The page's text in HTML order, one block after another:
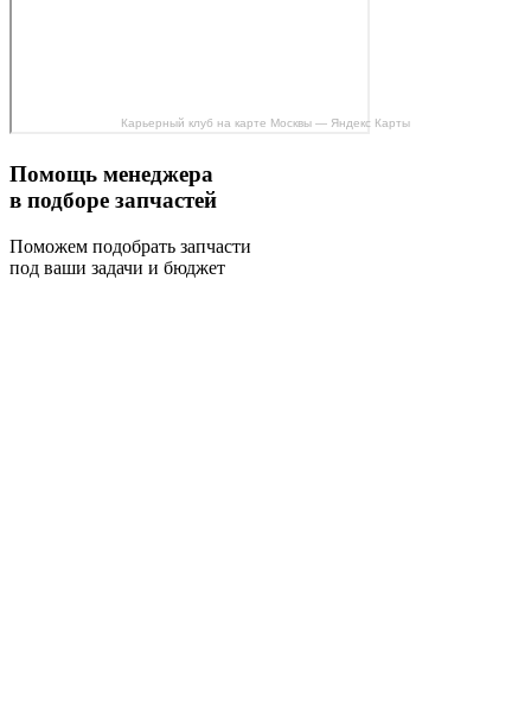
Карьерный клуб на карте Москвы — Яндекс Карты
Помощь менеджера
в подборе запчастей
Поможем подобрать запчасти
под ваши задачи и бюджет